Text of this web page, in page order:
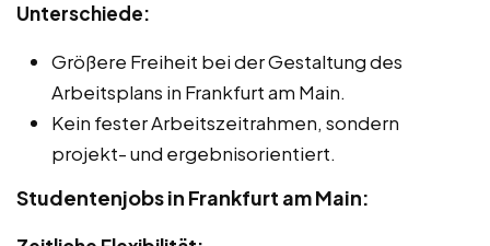
Unterschiede:
Größere Freiheit bei der Gestaltung des
Arbeitsplans in Frankfurt am Main.
Kein fester Arbeitszeitrahmen, sondern
projekt- und ergebnisorientiert.
Studentenjobs in Frankfurt am Main: